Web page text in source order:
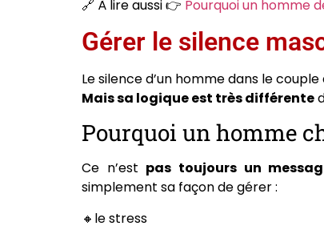
🔗 À lire aussi 👉 Pourquoi un homme
Gérer le silence
Le silence d’un homme dans le couple
Mais sa logique est très différente
Pourquoi un homme
Ce n’est pas toujours un
simplement sa façon de gérer :
🔸le stress